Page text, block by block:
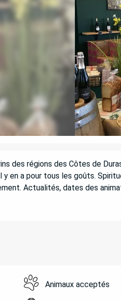
des régions des Côtes de
en a pour tous les goûts.
Actualités, dates des
Animaux acceptés